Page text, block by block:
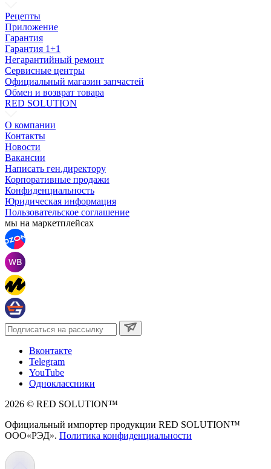
Рецепты
Приложение
Гарантия
Гарантия 1+1
Негарантийный ремонт
Сервисные центры
Официальный магазин запчастей
Обмен и возврат товара
RED SOLUTION
О компании
Контакты
Новости
Вакансии
Написать ген.директору
Корпоративные продажи
Конфиденциальность
Юридическая информация
Пользовательское соглашение
мы на маркетплейсах
Вконтакте
Telegram
YouTube
Одноклассники
2026 © RED SOLUTION™
Официальный импортер продукции RED SOLUTION™
OOO«РЭД». Политика конфиденциальности